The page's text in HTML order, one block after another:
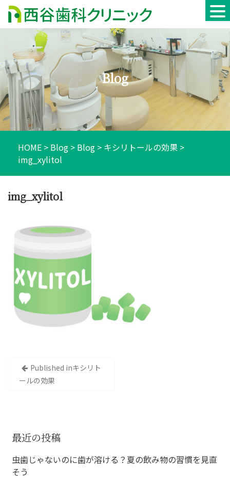
Skip
content
Blog
HOME > Blog > Blog > キシリトールの効果 >
img_xylitol
img_xylitol
ゲ
シ
Published inキシリト
ールの効果
最近の投稿
虫歯じゃないのに歯が溶ける？夏の飲み物の習慣を見直
そう